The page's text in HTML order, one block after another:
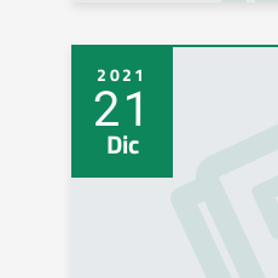
2021
21
Dic